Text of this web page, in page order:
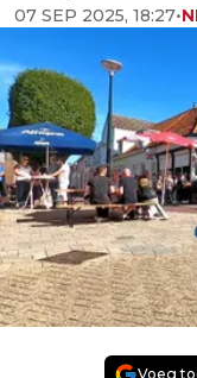
07 SEP 2025, 18:27•
Voeg